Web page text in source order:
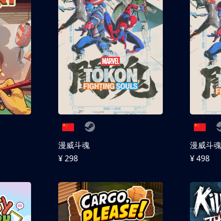
漫威斗魂
¥ 298
漫威斗
¥ 498